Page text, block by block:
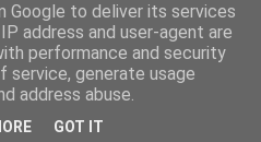
Google to deliver its services
address and user-agent are
performance and security
generate usage
address abuse.
GOT IT